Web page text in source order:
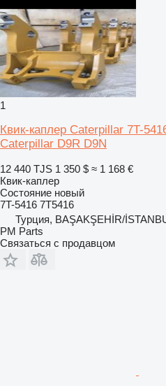
1
Квик-каплер Caterpillar 7T-
Caterpillar D9R D9N
12 440 TJS 1 350 $ ≈ 1 168 €
Квик-каплер
Состояние новый
7T-5416 7T5416
Турция, BAŞAKŞEHİR/
PM Parts
Связаться с продавцом